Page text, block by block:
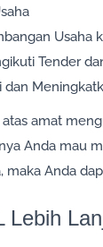
Usaha
Tender
dan
amat
Anda mau
maka Anda
Lebih